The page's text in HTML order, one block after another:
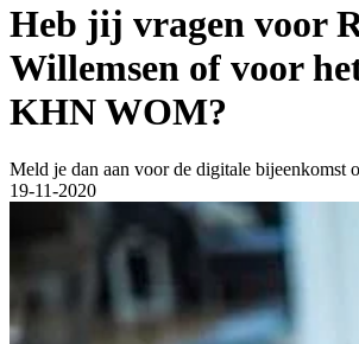
Heb jij vragen voor
Willemsen of voor
KHN WOM?
Meld je dan aan voor de digitale bijeenkomst
19-11-2020